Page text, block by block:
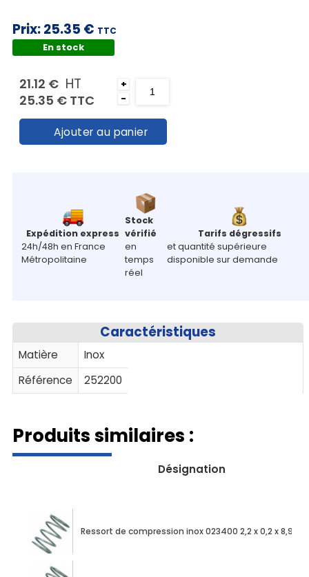
Prix:25.35 € TTC
En stock
21.12 € HT
25.35 € TTC
+
-
Ajouter au panier
Expédition express
24h/48h en France
Métropolitaine
Stock
vérifié
en
temps
réel
Tarifs dégressifs
et quantité supérieure
disponible sur demande
Caractéristiques
Matière
Inox
Référence
252200
Produits similaires :
Désignation
Ressort de compression inox 023400 2,2 x 0,2 x 8,90